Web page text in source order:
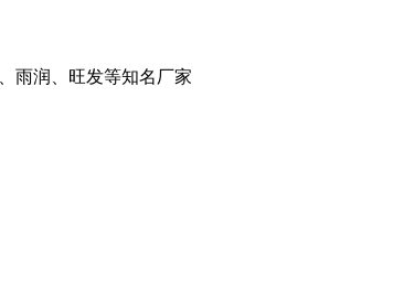
雨润、旺发等知名厂家